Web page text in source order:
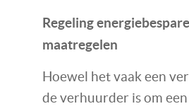
Regeling
maatregelen
Hoewel het vaak een
de verhuurder is om